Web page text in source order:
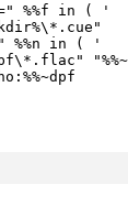
%%f in ( '
in ( '